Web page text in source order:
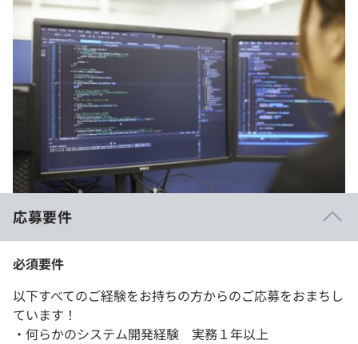
応募要件
必須要件
以下すべてのご経験をお持ちの方からのご応募をおまちし
ています！
・何らかのシステム開発経験 実務１年以上